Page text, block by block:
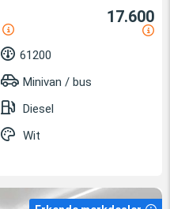
17.600
61200
Minivan / bus
Diesel
Wit